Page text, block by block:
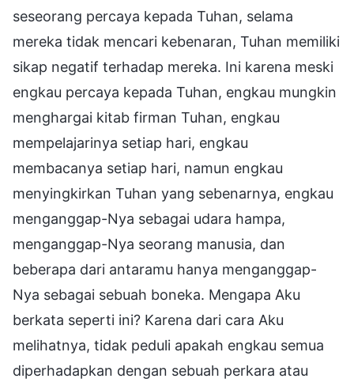
seseorang percaya kepada Tuhan, selama
mereka tidak mencari kebenaran, Tuhan memiliki
sikap negatif terhadap mereka. Ini karena meski
engkau percaya kepada Tuhan, engkau mungkin
menghargai kitab firman Tuhan, engkau
mempelajarinya setiap hari, engkau
membacanya setiap hari, namun engkau
menyingkirkan Tuhan yang sebenarnya, engkau
menganggap-Nya sebagai udara hampa,
menganggap-Nya seorang manusia, dan
beberapa dari antaramu hanya menganggap-
Nya sebagai sebuah boneka. Mengapa Aku
berkata seperti ini? Karena dari cara Aku
melihatnya, tidak peduli apakah engkau semua
diperhadapkan dengan sebuah perkara atau